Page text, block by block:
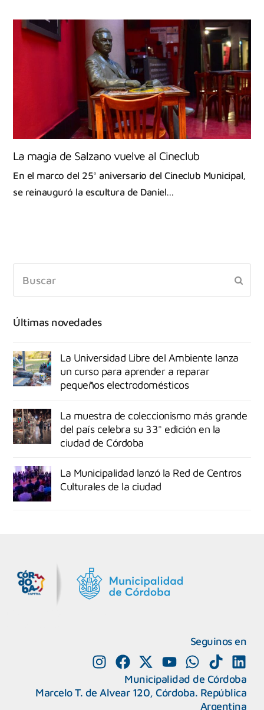
La magia de Salzano vuelve al Cineclub
En el marco del 25° aniversario del Cineclub Municipal,
se reinauguró la escultura de Daniel…
Últimas novedades
La Universidad Libre del Ambiente lanza
un curso para aprender a reparar
pequeños electrodomésticos
La muestra de coleccionismo más grande
del país celebra su 33° edición en la
ciudad de Córdoba
La Municipalidad lanzó la Red de Centros
Culturales de la ciudad
Seguinos en
Municipalidad de Córdoba
Marcelo T. de Alvear 120, Córdoba. República
Argentina